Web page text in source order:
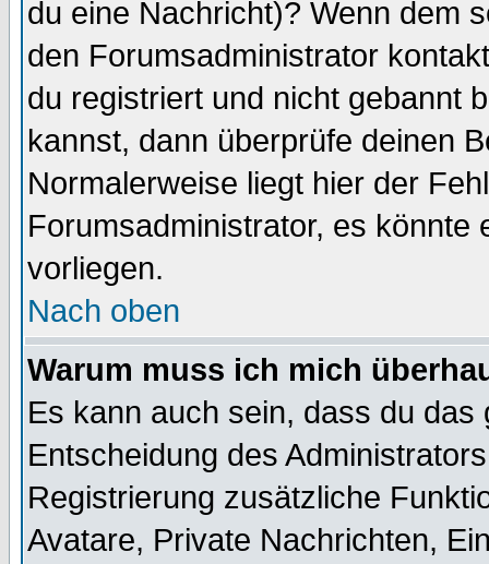
du eine Nachricht)? Wenn dem
den Forumsadministrator
du registriert und nicht gebannt
kannst, dann überprüfe deinen
Normalerweise liegt hier der
Forumsadministrator, es könnte
vorliegen.
Nach oben
Warum muss ich mich
Es kann auch sein, dass du
Entscheidung des
Registrierung zusätzliche
Avatare, Private Nachrichten,